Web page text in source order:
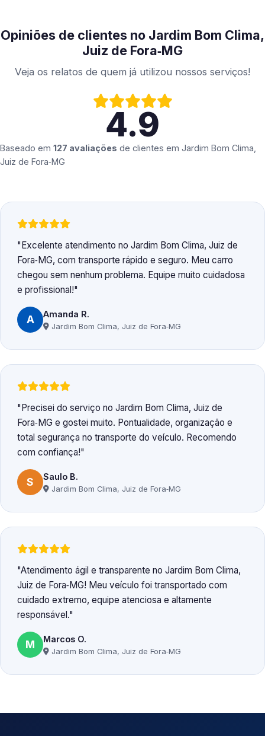
Opiniões de clientes no Jardim Bom Clima,
Juiz de Fora‑MG
Veja os relatos de quem já utilizou nossos serviços!
4.9
Baseado em 127 avaliações de clientes em Jardim Bom Clima,
Juiz de Fora‑MG
Excelente atendimento no Jardim Bom Clima, Juiz de
Fora‑MG, com transporte rápido e seguro. Meu carro
chegou sem nenhum problema. Equipe muito cuidadosa
e profissional!
A Amanda R.
Jardim Bom Clima, Juiz de Fora‑MG
Precisei do serviço no Jardim Bom Clima, Juiz de
Fora‑MG e gostei muito. Pontualidade, organização e
total segurança no transporte do veículo. Recomendo
com confiança!
S Saulo B.
Jardim Bom Clima, Juiz de Fora‑MG
Atendimento ágil e transparente no Jardim Bom Clima,
Juiz de Fora‑MG! Meu veículo foi transportado com
cuidado extremo, equipe atenciosa e altamente
responsável.
M Marcos O.
Jardim Bom Clima, Juiz de Fora‑MG